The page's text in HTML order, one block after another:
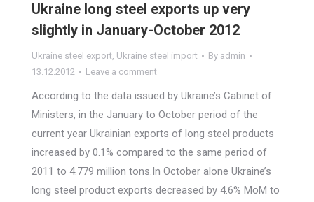
Ukraine long steel exports up very
slightly in January-October 2012
Ukraine steel export, Ukraine steel import By admin
13.12.2012
Leave a comment
According to the data issued by Ukraine’s Cabinet of
Ministers, in the January to October period of the
current year Ukrainian exports of long steel products
increased by 0.1% compared to the same period of
2011 to 4.779 million tons.In October alone Ukraine’s
long steel product exports decreased by 4.6% MoM to